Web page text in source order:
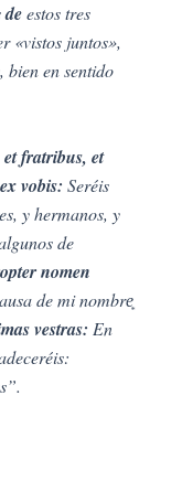
deestos tres
«vistos juntos»,
bien en sentido
fratribus, et
vobis: Seréis
y hermanos, y
de
nomen
de mi nombre͙
vestras: En